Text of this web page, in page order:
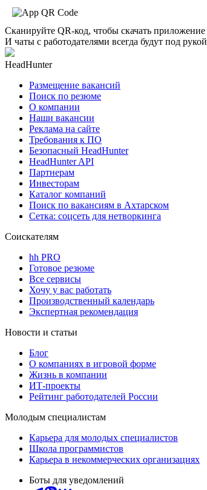
Сканируйте QR-код, чтобы скачать приложение
И чаты с работодателями всегда будут под рукой
HeadHunter
Размещение вакансий
Поиск по резюме
О компании
Наши вакансии
Реклама на сайте
Требования к ПО
Безопасный HeadHunter
HeadHunter API
Партнерам
Инвесторам
Каталог компаний
Поиск по вакансиям в Ахтарском
Сетка: соцсеть для нетворкинга
Соискателям
hh PRO
Готовое резюме
Все сервисы
Хочу у вас работать
Производственный календарь
Экспертная рекомендация
Новости и статьи
Блог
О компаниях в игровой форме
Жизнь в компании
ИТ-проекты
Рейтинг работодателей России
Молодым специалистам
Карьера для молодых специалистов
Школа программистов
Карьера в некоммерческих организациях
Боты для уведомлений